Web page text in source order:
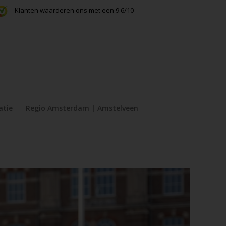
Klanten waarderen ons met een 9.6/10
Regio Amsterdam | Amstelveen